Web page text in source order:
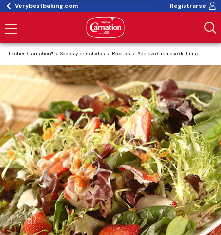
Verybestbaking.com Registrarse
Leches Carnation® Sopas y ensaladas Recetas Aderezo Cremoso de Lima